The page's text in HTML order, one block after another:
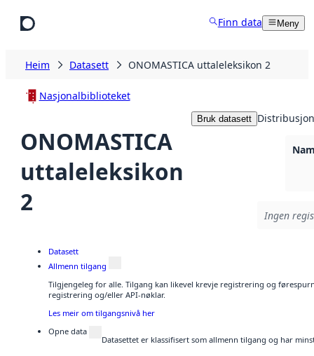
Finn data Meny
Heim Datasett ONOMASTICA uttaleleksikon 2
Nasjonalbiblioteket
ONOMASTICA
uttaleleksikon
2
Bruk datasett
Ingen
Datasett
Allmenn tilgang
Tilgjengeleg for alle. Tilgang kan likevel krevje registrering og
registrering og/eller API-nøklar.
Les meir om tilgangsnivå her
Opne data
Datasettet er klassifisert som allmenn tilgang og har